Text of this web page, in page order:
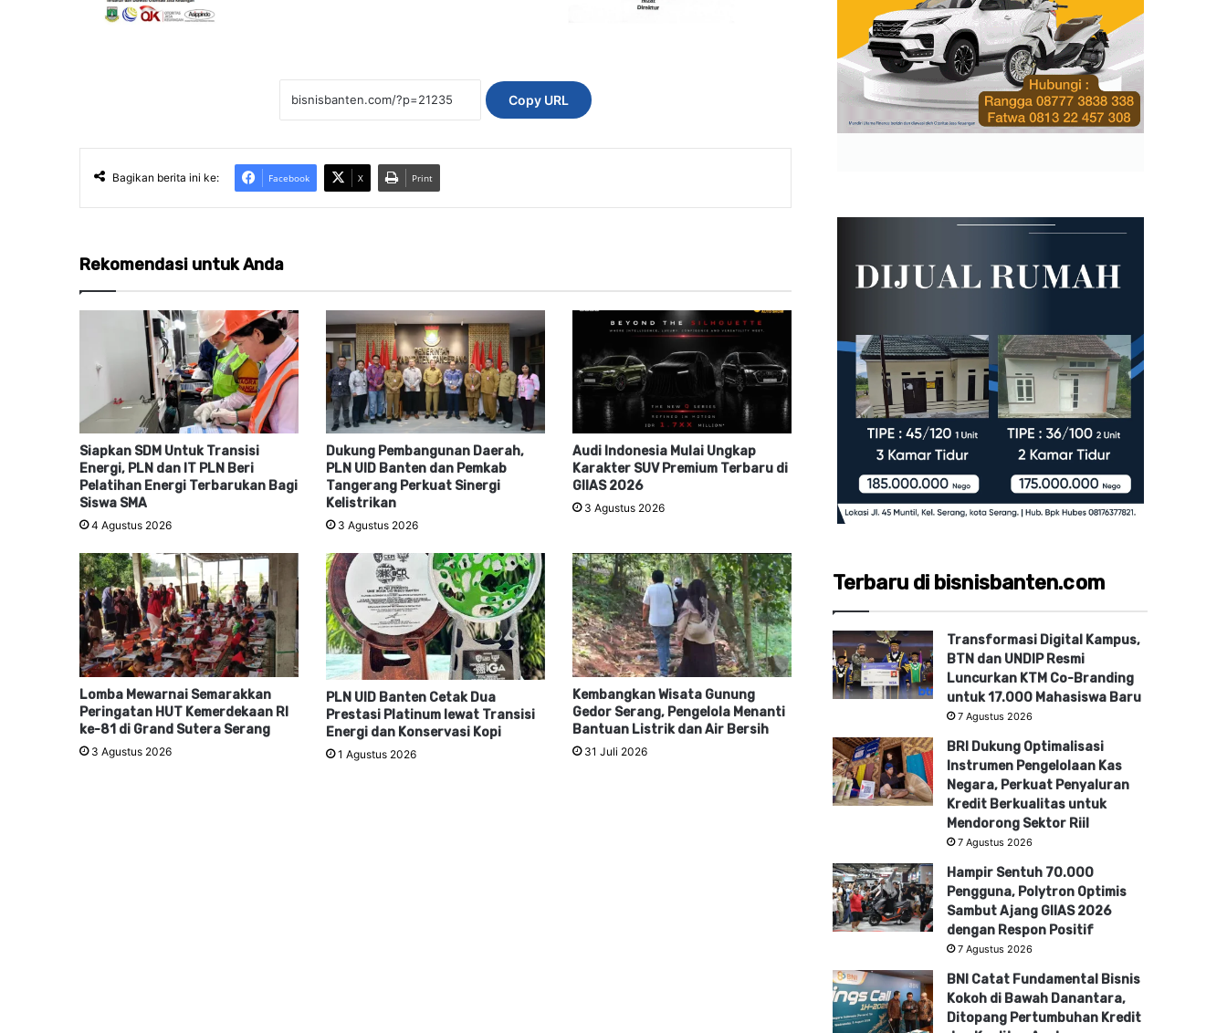
Copy URL
Bagikan berita ini ke: Facebook X Print
Rekomendasi untuk Anda
Siapkan SDM Untuk Transisi
Energi, PLN dan IT PLN Beri
Pelatihan Energi Terbarukan Bagi
Siswa SMA
4 Agustus 2026
Dukung Pembangunan Daerah,
PLN UID Banten dan Pemkab
Tangerang Perkuat Sinergi
Kelistrikan
3 Agustus 2026
Audi Indonesia Mulai Ungkap
Karakter SUV Premium Terbaru di
GIIAS 2026
3 Agustus 2026
Lomba Mewarnai Semarakkan
Peringatan HUT Kemerdekaan RI
ke-81 di Grand Sutera Serang
3 Agustus 2026
PLN UID Banten Cetak Dua
Prestasi Platinum lewat Transisi
Energi dan Konservasi Kopi
1 Agustus 2026
Kembangkan Wisata Gunung
Gedor Serang, Pengelola Menanti
Bantuan Listrik dan Air Bersih
31 Juli 2026
Terbaru di bisnisbanten.com
Transformasi Digital Kampus,
BTN dan UNDIP Resmi
Luncurkan KTM Co-Branding
untuk 17.000 Mahasiswa Baru
7 Agustus 2026
BRI Dukung Optimalisasi
Instrumen Pengelolaan Kas
Negara, Perkuat Penyaluran
Kredit Berkualitas untuk
Mendorong Sektor Riil
7 Agustus 2026
Hampir Sentuh 70.000
Pengguna, Polytron Optimis
Sambut Ajang GIIAS 2026
dengan Respon Positif
7 Agustus 2026
BNI Catat Fundamental Bisnis
Kokoh di Bawah Danantara,
Ditopang Pertumbuhan Kredit